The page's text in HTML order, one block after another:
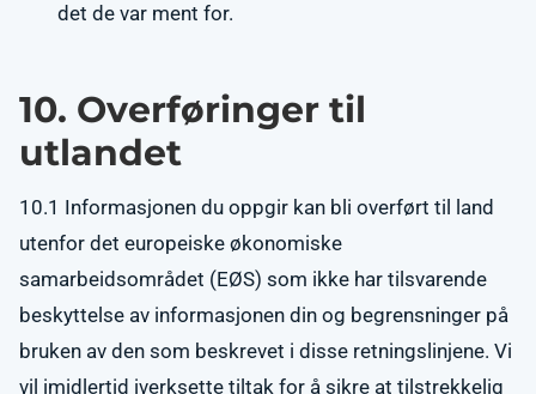
det de var ment for.
10. Overføringer til
utlandet
10.1 Informasjonen du oppgir kan bli overført til land
utenfor det europeiske økonomiske
samarbeidsområdet (EØS) som ikke har tilsvarende
beskyttelse av informasjonen din og begrensninger på
bruken av den som beskrevet i disse retningslinjene. Vi
vil imidlertid iverksette tiltak for å sikre at tilstrekkelig